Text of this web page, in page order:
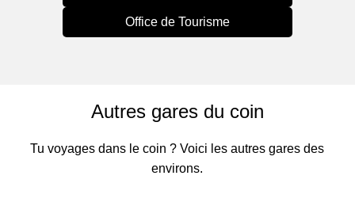
Office de Tourisme
Autres gares du coin
Tu voyages dans le coin ? Voici les autres gares des
environs.